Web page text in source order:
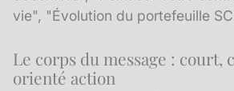
vie", "Évolution du portefeuille
Le corps du message : court,
orienté action